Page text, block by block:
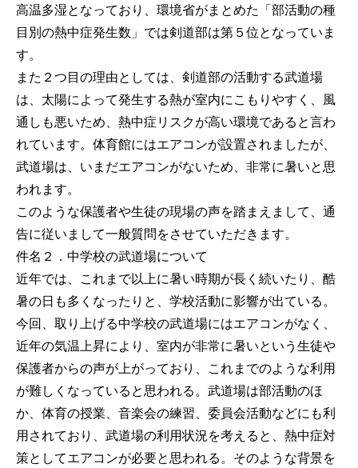
高温多湿となっており、環境省がまとめた「部活動の種
目別の熱中症発生数」では剣道部は第５位となっていま
す。
また２つ目の理由としては、剣道部の活動する武道場
は、太陽によって発生する熱が室内にこもりやすく、風
通しも悪いため、熱中症リスクが高い環境であると言わ
れています。体育館にはエアコンが設置されましたが、
武道場は、いまだエアコンがないため、非常に暑いと思
われます。
このような保護者や生徒の現場の声を踏まえまして、通
告に従いまして一般質問をさせていただきます。
件名２．中学校の武道場について
近年では、これまで以上に暑い時期が長く続いたり、酷
暑の日も多くなったりと、学校活動に影響が出ている。
今回、取り上げる中学校の武道場にはエアコンがなく、
近年の気温上昇により、室内が非常に暑いという生徒や
保護者からの声が上がっており、これまでのような利用
が難しくなっていると思われる。武道場は部活動のほ
か、体育の授業、音楽会の練習、委員会活動などにも利
用されており、武道場の利用状況を考えると、熱中症対
策としてエアコンが必要と思われる。そのような背景を